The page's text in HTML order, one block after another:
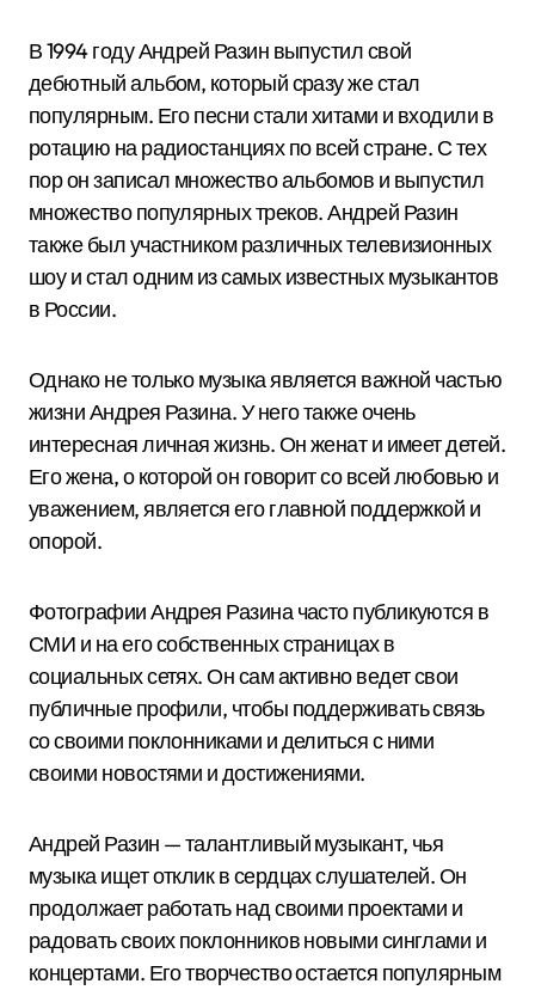
В 1994 году Андрей Разин выпустил свой
дебютный альбом, который сразу же стал
популярным. Его песни стали хитами и входили в
ротацию на радиостанциях по всей стране. С тех
пор он записал множество альбомов и выпустил
множество популярных треков. Андрей Разин
также был участником различных телевизионных
шоу и стал одним из самых известных музыкантов
в России.
Однако не только музыка является важной частью
жизни Андрея Разина. У него также очень
интересная личная жизнь. Он женат и имеет детей.
Его жена, о которой он говорит со всей любовью и
уважением, является его главной поддержкой и
опорой.
Фотографии Андрея Разина часто публикуются в
СМИ и на его собственных страницах в
социальных сетях. Он сам активно ведет свои
публичные профили, чтобы поддерживать связь
со своими поклонниками и делиться с ними
своими новостями и достижениями.
Андрей Разин — талантливый музыкант, чья
музыка ищет отклик в сердцах слушателей. Он
продолжает работать над своими проектами и
радовать своих поклонников новыми синглами и
концертами. Его творчество остается популярным